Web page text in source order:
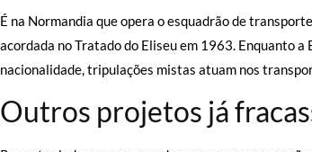
É na Normandia que opera o esquadrão de
acordada no Tratado do Eliseu em 1963. Enquanto
nacionalidade, tripulações mistas atuam nos
Outros projetos já